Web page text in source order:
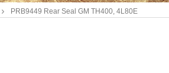
PRB9449 Rear Seal GM TH400, 4L80E